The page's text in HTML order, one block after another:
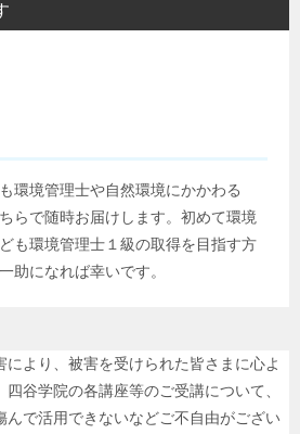
環境管理士や自然環境にかかわる
らで随時お届けします。初めて環境
も環境管理士１級の取得を目指す方
助になれば幸いです。
より、被害を受けられた皆さまに心よ
谷学院の各講座等のご受講について、
んで活用できないなどご不自由がござい